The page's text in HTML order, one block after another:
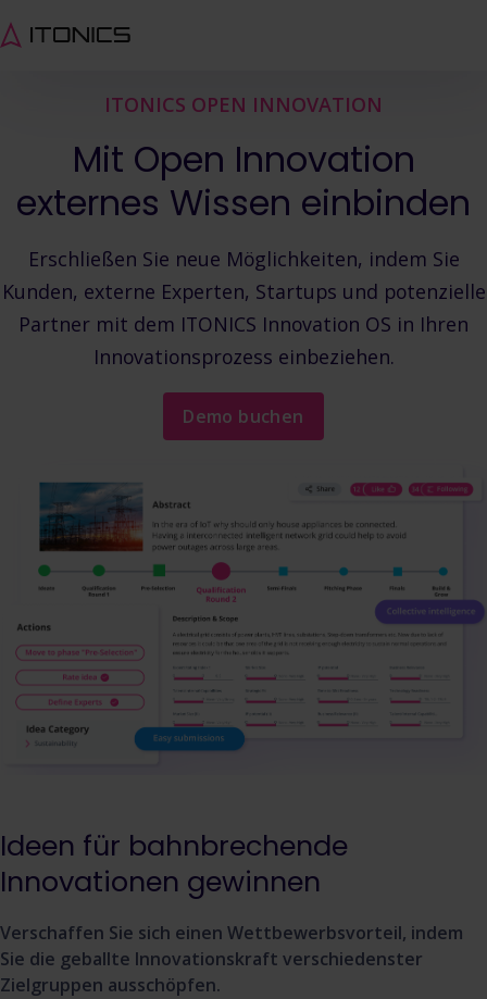
ITONICS OPEN INNOVATION
Mit Open Innovation
externes Wissen einbinden
Erschließen Sie neue Möglichkeiten, indem Sie
Kunden, externe Experten, Startups und potenzielle
Partner mit dem ITONICS Innovation OS in Ihren
Innovationsprozess einbeziehen.
Demo buchen
Ideen für bahnbrechende
Innovationen gewinnen
Verschaffen Sie sich einen Wettbewerbsvorteil, indem
Sie die geballte Innovationskraft verschiedenster
Zielgruppen ausschöpfen.